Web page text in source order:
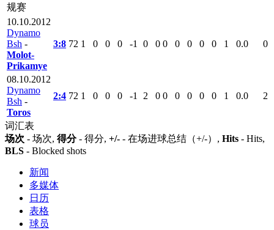
规赛
10.10.2012
Dynamo
Bsh -
Molot-
Prikamye
3:8 72 1 0 0 0 -1 0 0 0 0 0 0 0 1 0.0 0
08.10.2012
Dynamo
Bsh -
Toros
2:4 72 1 0 0 0 -1 2 0 0 0 0 0 0 1 0.0 2
词汇表
场次 - 场次, 得分- 得分, +/- - 在场进球总结（+/-）, Hits - Hits,
BLS - Blocked shots
新闻
多媒体
日历
表格
球员